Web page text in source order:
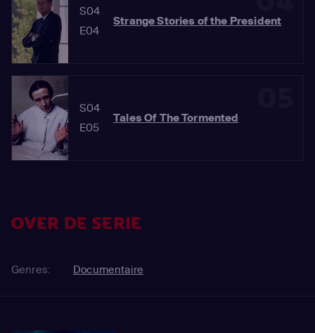
S04
E04
Strange Stories of the President
S04
E05
Tales Of The Tormented
OVER DE SERIE
Genres: Documentaire